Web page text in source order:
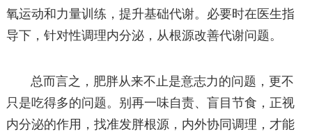
氧运动和力量训练，提升基础代谢。必要时在医生指
导下，针对性调理内分泌，从根源改善代谢问题。
总而言之，肥胖从来不止是意志力的问题，更不
只是吃得多的问题。别再一味自责、盲目节食，正视
内分泌的作用，找准发胖根源，内外协同调理，才能